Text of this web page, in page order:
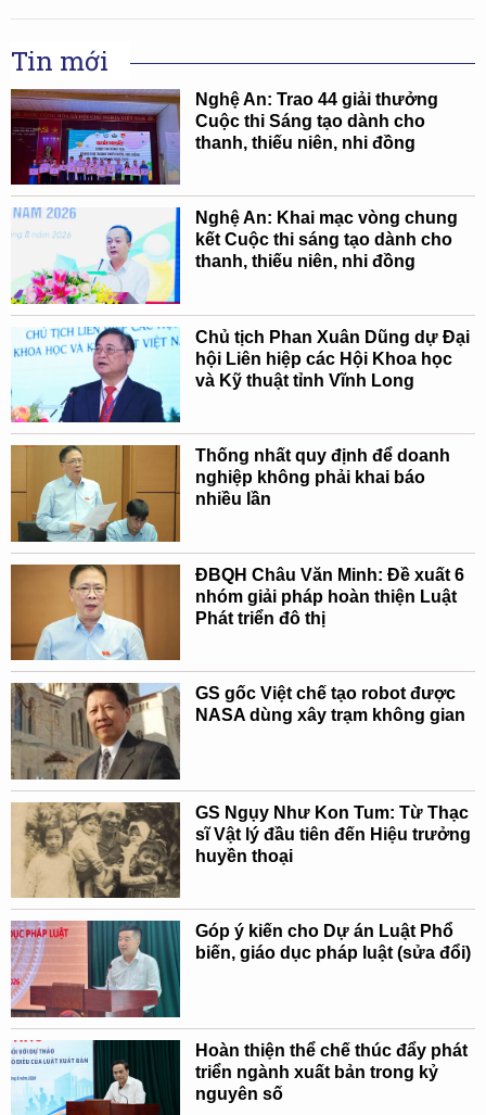
Tin mới
Nghệ An: Trao 44 giải thưởng
Cuộc thi Sáng tạo dành cho
thanh, thiếu niên, nhi đồng
Nghệ An: Khai mạc vòng chung
kết Cuộc thi sáng tạo dành cho
thanh, thiếu niên, nhi đồng
Chủ tịch Phan Xuân Dũng dự Đại
hội Liên hiệp các Hội Khoa học
và Kỹ thuật tỉnh Vĩnh Long
Thống nhất quy định để doanh
nghiệp không phải khai báo
nhiều lần
ĐBQH Châu Văn Minh: Đề xuất 6
nhóm giải pháp hoàn thiện Luật
Phát triển đô thị
GS gốc Việt chế tạo robot được
NASA dùng xây trạm không gian
GS Ngụy Như Kon Tum: Từ Thạc
sĩ Vật lý đầu tiên đến Hiệu trưởng
huyền thoại
Góp ý kiến cho Dự án Luật Phổ
biến, giáo dục pháp luật (sửa đổi)
Hoàn thiện thể chế thúc đẩy phát
triển ngành xuất bản trong kỷ
nguyên số